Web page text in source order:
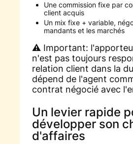
Une commission fixe par
client acquis
Un mix fixe + variable,
mandants et les marchés
⚠️ Important:
n'est pas toujours
relation client dans la
dépend de l'agent
contrat négocié avec
Un levier rapide
développer son
d'affaires